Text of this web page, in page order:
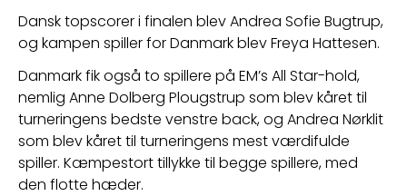
Dansk topscorer i finalen blev Andrea Sofie Bugtrup,
og kampen spiller for Danmark blev Freya Hattesen.
Danmark fik også to spillere på EM’s All Star-hold,
nemlig Anne Dolberg Plougstrup som blev kåret til
turneringens bedste venstre back, og Andrea Nørklit
som blev kåret til turneringens mest værdifulde
spiller. Kæmpestort tillykke til begge spillere, med
den flotte hæder.